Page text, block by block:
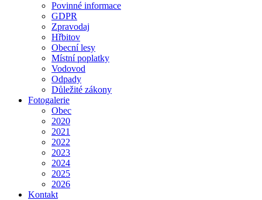
Povinné informace
GDPR
Zpravodaj
Hřbitov
Obecní lesy
Místní poplatky
Vodovod
Odpady
Důležité zákony
Fotogalerie
Obec
2020
2021
2022
2023
2024
2025
2026
Kontakt